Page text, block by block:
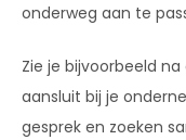
onderweg aan te
Zie je bijvoorbeeld
aansluit bij je
gesprek en zoeken